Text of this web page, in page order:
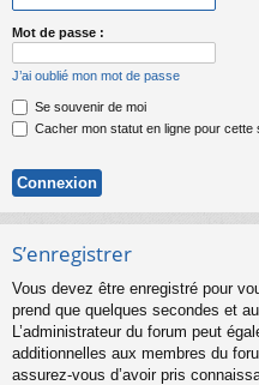
Mot de passe :
J’ai oublié mon mot de passe
Se souvenir de moi
Cacher mon statut en ligne pour cette
S’enregistrer
Vous devez être enregistré pour
prend que quelques secondes et
L’administrateur du forum peut
additionnelles aux membres du
assurez-vous d’avoir pris